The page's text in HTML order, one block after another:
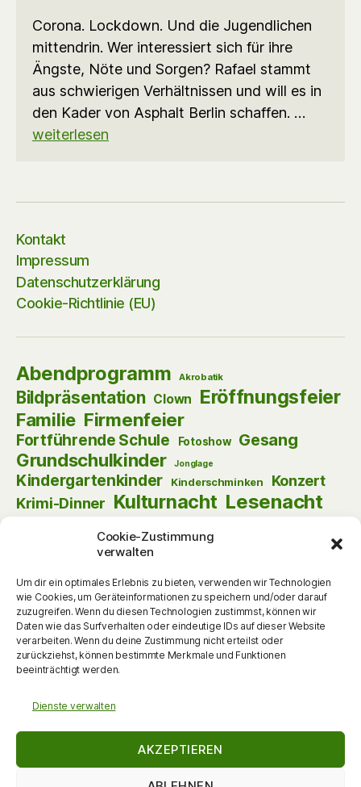
Cookie-Zustimmung
verwalten
Um dir ein optimales Erlebnis zu bieten, verwenden wir Technologien
wie Cookies, um Geräteinformationen zu speichern und/oder darauf
zuzugreifen. Wenn du diesen Technologien zustimmst, können wir
Daten wie das Surfverhalten oder eindeutige IDs auf dieser Website
verarbeiten. Wenn du deine Zustimmung nicht erteilst oder
zurückziehst, können bestimmte Merkmale und Funktionen
beeinträchtigt werden.
Dienste verwalten
AKZEPTIEREN
Corona. Lockdown. Und die Jugendlichen
mittendrin. Wer interessiert sich für ihre
Ängste, Nöte und Sorgen? Rafael stammt
aus schwierigen Verhältnissen und will es in
den Kader von Asphalt Berlin schaffen. …
weiterlesen
Kontakt
Impressum
Datenschutzerklärung
Cookie-Richtlinie (EU)
Abendprogramm Akrobatik
Bildpräsentation Clown Eröffnungsfeier
Familie Firmenfeier
Fortführende Schule Fotoshow Gesang
Grundschulkinder Jonglage
Kindergartenkinder Kinderschminken Konzert
Krimi-Dinner Kulturnacht Lesenacht
Pantomime Puppentheater
Szenische Lesung
Tag der offenen Tür Tanz Theater
Themenabend Vernissage Vorlesen
Vorschulkinder Vortrag Vortrag Walking Act
Weihnachten Werkstattgespräch Zauberei
zum Mitmachen